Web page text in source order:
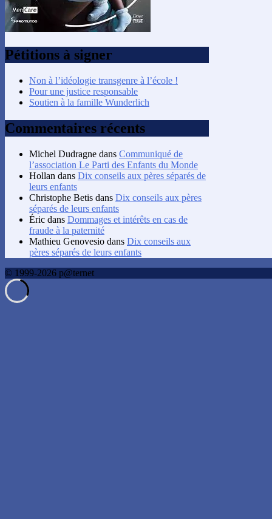
Pétitions à signer
Non à l’idéologie transgenre à l’école !
Pour une justice responsable
Soutien à la famille Wunderlich
Commentaires récents
Michel Dudragne dans Communiqué de
l’association Le Parti des Enfants du Monde
Hollan dans Dix conseils aux pères séparés de
leurs enfants
Christophe Betis dans Dix conseils aux pères
séparés de leurs enfants
Éric dans Dommages et intérêts en cas de
fraude à la paternité
Mathieu Genovesio dans Dix conseils aux
pères séparés de leurs enfants
© 1999-2026 p@ternet